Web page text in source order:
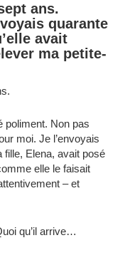
ans.
quarante
avait
ma petite-
poliment. Non pas
moi. Je l’envoyais
fille, Elena, avait posé
elle le faisait
– ​​et
qu’il arrive…